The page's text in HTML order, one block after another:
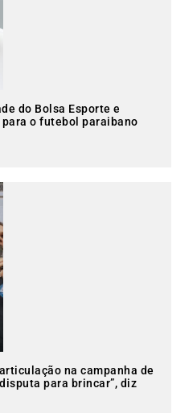
do Bolsa Esporte e
o futebol paraibano
na campanha de
para brincar”, diz